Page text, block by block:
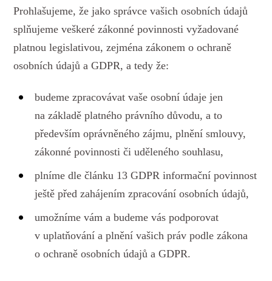
Prohlašujeme, že jako správce vašich osobních údajů
splňujeme veškeré zákonné povinnosti vyžadované
platnou legislativou, zejména zákonem o ochraně
osobních údajů a GDPR, a tedy že:
budeme zpracovávat vaše osobní údaje jen
na základě platného právního důvodu, a to
především oprávněného zájmu, plnění smlouvy,
zákonné povinnosti či uděleného souhlasu,
plníme dle článku 13 GDPR informační povinnost
ještě před zahájením zpracování osobních údajů,
umožníme vám a budeme vás podporovat
v uplatňování a plnění vašich práv podle zákona
o ochraně osobních údajů a GDPR.